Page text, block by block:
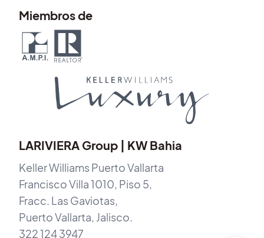
Miembros de
LARIVIERA Group | KW Bahia
Keller Williams Puerto Vallarta
Francisco Villa 1010, Piso 5,
Fracc. Las Gaviotas,
Puerto Vallarta, Jalisco.
322 124 3947